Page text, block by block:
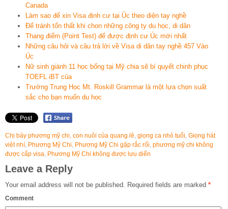
Canada
Làm sao để xin Visa định cư tại Úc theo diện tay nghề
Để tránh tổn thất khi chon những công ty du học, di dân
Thang điểm (Point Test) để được định cư Úc mới nhất
Những câu hỏi và câu trả lời về Visa di dân tay nghề 457 Vào
Úc
Nữ sinh giành 11 học bổng tại Mỹ chia sẽ bí quyết chinh phục
TOEFL iBT của
Trường Trung Học Mt. Roskill Grammar là một lựa chọn suất
sắc cho bạn muốn du học
Chị bảy phương mỹ chi con nuôi của quang lê giọng ca nhỏ tuổi Giọng hát
việt nhí Phương Mỹ Chi Phương Mỹ Chi gặp rắc rối phương mỹ chi không
được cấp visa Phương Mỹ Chi không được lưu diển
Leave a Reply
Your email address will not be published. Required fields are marked *
Comment